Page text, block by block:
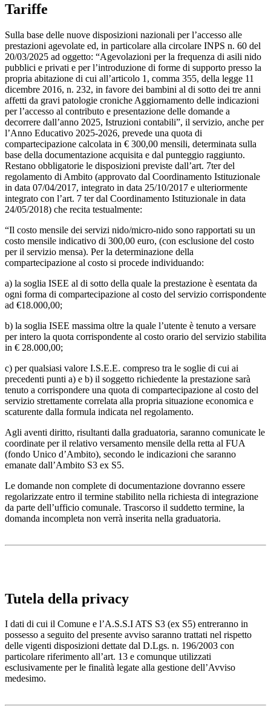
Tariffe
Sulla base delle nuove disposizioni nazionali per l’accesso alle
prestazioni agevolate ed, in particolare alla circolare INPS n. 60 del
20/03/2025 ad oggetto: “Agevolazioni per la frequenza di asili nido
pubblici e privati e per l’introduzione di forme di supporto presso la
propria abitazione di cui all’articolo 1, comma 355, della legge 11
dicembre 2016, n. 232, in favore dei bambini al di sotto dei tre anni
affetti da gravi patologie croniche Aggiornamento delle indicazioni
per l’accesso al contributo e presentazione delle domande a
decorrere dall’anno 2025, Istruzioni contabili”, il servizio, anche per
l’Anno Educativo 2025-2026, prevede una quota di
compartecipazione calcolata in € 300,00 mensili, determinata sulla
base della documentazione acquisita e dal punteggio raggiunto.
Restano obbligatorie le disposizioni previste dall’art. 7ter del
regolamento di Ambito (approvato dal Coordinamento Istituzionale
in data 07/04/2017, integrato in data 25/10/2017 e ulteriormente
integrato con l’art. 7 ter dal Coordinamento Istituzionale in data
24/05/2018) che recita testualmente:
“Il costo mensile dei servizi nido/micro-nido sono rapportati su un
costo mensile indicativo di 300,00 euro, (con esclusione del costo
per il servizio mensa). Per la determinazione della
compartecipazione al costo si procede individuando:
a) la soglia ISEE al di sotto della quale la prestazione è esentata da
ogni forma di compartecipazione al costo del servizio corrispondente
ad €18.000,00;
b) la soglia ISEE massima oltre la quale l’utente è tenuto a versare
per intero la quota corrispondente al costo orario del servizio stabilita
in € 28.000,00;
c) per qualsiasi valore I.S.E.E. compreso tra le soglie di cui ai
precedenti punti a) e b) il soggetto richiedente la prestazione sarà
tenuto a corrispondere una quota di compartecipazione al costo del
servizio strettamente correlata alla propria situazione economica e
scaturente dalla formula indicata nel regolamento.
Agli aventi diritto, risultanti dalla graduatoria, saranno comunicate le
coordinate per il relativo versamento mensile della retta al FUA
(fondo Unico d’Ambito), secondo le indicazioni che saranno
emanate dall’Ambito S3 ex S5.
Le domande non complete di documentazione dovranno essere
regolarizzate entro il termine stabilito nella richiesta di integrazione
da parte dell’ufficio comunale. Trascorso il suddetto termine, la
domanda incompleta non verrà inserita nella graduatoria.
Tutela della privacy
I dati di cui il Comune e l’A.S.S.I ATS S3 (ex S5) entreranno in
possesso a seguito del presente avviso saranno trattati nel rispetto
delle vigenti disposizioni dettate dal D.Lgs. n. 196/2003 con
particolare riferimento all’art. 13 e comunque utilizzati
esclusivamente per le finalità legate alla gestione dell’Avviso
medesimo.